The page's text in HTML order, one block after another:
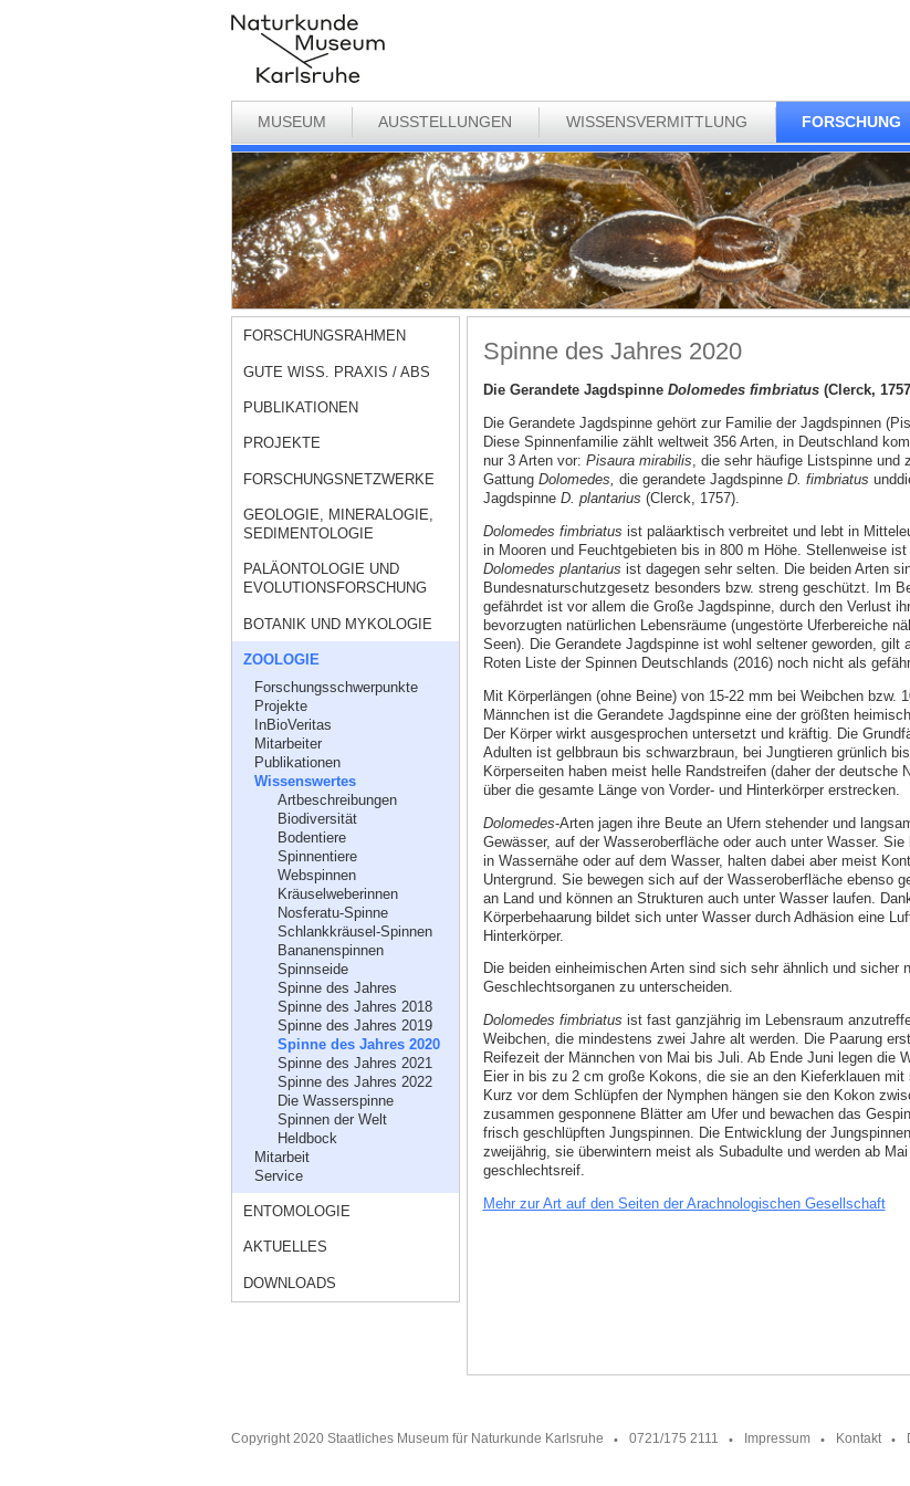
MUSEUM AUSSTELLUNGEN WISSENSVERMITTLUNG FORSCHUNG
FORSCHUNGSRAHMEN
GUTE WISS. PRAXIS / ABS
PUBLIKATIONEN
PROJEKTE
FORSCHUNGSNETZWERKE
GEOLOGIE, MINERALOGIE,
SEDIMENTOLOGIE
PALÄONTOLOGIE UND
EVOLUTIONSFORSCHUNG
BOTANIK UND MYKOLOGIE
ZOOLOGIE
Forschungsschwerpunkte
Projekte
InBioVeritas
Mitarbeiter
Publikationen
Wissenswertes
Artbeschreibungen
Biodiversität
Bodentiere
Spinnentiere
Webspinnen
Kräuselweberinnen
Nosferatu-Spinne
Schlankkräusel-Spinnen
Bananenspinnen
Spinnseide
Spinne des Jahres
Spinne des Jahres 2018
Spinne des Jahres 2019
Spinne des Jahres 2020
Spinne des Jahres 2021
Spinne des Jahres 2022
Die Wasserspinne
Spinnen der Welt
Heldbock
Mitarbeit
Service
ENTOMOLOGIE
AKTUELLES
DOWNLOADS
Spinne des Jahres 2020
Die Gerandete Jagdspinne Dolomedes fimbriatus(Clerck,
Die Gerandete Jagdspinne gehört zur Familie der Jagdspinnen
Diese Spinnenfamilie zählt weltweit 356 Arten, in Deutschland
nur 3 Arten vor: Pisaura mirabilis, die sehr häufige Listspinne und
Gattung Dolomedes, die gerandete Jagdspinne D. fimbriatus und
Jagdspinne D. plantarius (Clerck, 1757).
Dolomedes fimbriatus ist paläarktisch verbreitet und lebt in
in Mooren und Feuchtgebieten bis in 800 m Höhe. Stellenweise
Dolomedes plantarius ist dagegen sehr selten. Die beiden Arten
Bundesnaturschutzgesetz besonders bzw. streng geschützt. Im
gefährdet ist vor allem die Große Jagdspinne, durch den Verlust
bevorzugten natürlichen Lebensräume (ungestörte Uferbereiche
Seen). Die Gerandete Jagdspinne ist wohl seltener geworden, gilt
Roten Liste der Spinnen Deutschlands (2016) noch nicht als
Mit Körperlängen (ohne Beine) von 15-22 mm bei Weibchen bzw.
Männchen ist die Gerandete Jagdspinne eine der größten
Der Körper wirkt ausgesprochen untersetzt und kräftig. Die
Adulten ist gelbbraun bis schwarzbraun, bei Jungtieren grünlich
Körperseiten haben meist helle Randstreifen (daher der deutsche
über die gesamte Länge von Vorder- und Hinterkörper erstrecken.
Dolomedes-Arten jagen ihre Beute an Ufern stehender und
Gewässer, auf der Wasseroberfläche oder auch unter Wasser. Sie
in Wassernähe oder auf dem Wasser, halten dabei aber meist
Untergrund. Sie bewegen sich auf der Wasseroberfläche ebenso
an Land und können an Strukturen auch unter Wasser laufen.
Körperbehaarung bildet sich unter Wasser durch Adhäsion eine
Hinterkörper.
Die beiden einheimischen Arten sind sich sehr ähnlich und sicher
Geschlechtsorganen zu unterscheiden.
Dolomedes fimbriatus ist fast ganzjährig im Lebensraum
Weibchen, die mindestens zwei Jahre alt werden. Die Paarung
Reifezeit der Männchen von Mai bis Juli. Ab Ende Juni legen die
Eier in bis zu 2 cm große Kokons, die sie an den Kieferklauen mit
Kurz vor dem Schlüpfen der Nymphen hängen sie den Kokon
zusammen gesponnene Blätter am Ufer und bewachen das
frisch geschlüpften Jungspinnen. Die Entwicklung der
zweijährig, sie überwintern meist als Subadulte und werden ab Mai
geschlechtsreif.
Mehr zur Art auf den Seiten der Arachnologischen Gesellschaft
Copyright 2020 Staatliches Museum für Naturkunde Karlsruhe 0721/175 2111 Impressum Kontakt